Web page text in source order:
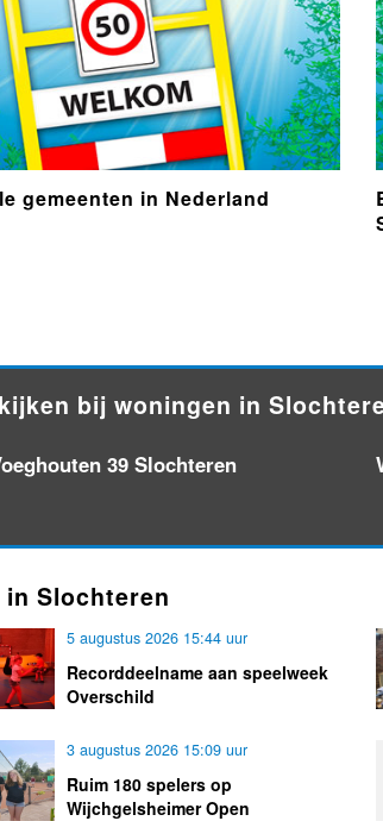
gemeenten in Nederland
bij woningen in
39 Slochteren
in Slochteren
5 augustus 2026 15:44 uur
Recorddeelname aan speelweek
Overschild
3 augustus 2026 15:09 uur
Ruim 180 spelers op
Wijchgelsheimer Open